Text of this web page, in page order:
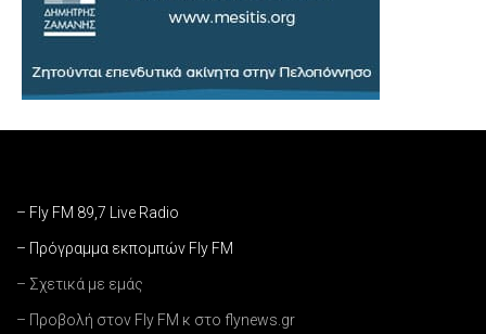
– Fly FM 89,7 Live Radio
– Πρόγραμμα εκπομπών Fly FM
– Σχετικά με εμάς
– Προβολή στον Fly FM κ στο flynews.gr